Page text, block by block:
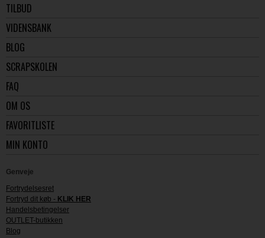
TILBUD
VIDENSBANK
BLOG
SCRAPSKOLEN
FAQ
OM OS
FAVORITLISTE
MIN KONTO
Genveje
Fortrydelsesret
Fortryd dit køb - KLIK HER
Handelsbetingelser
OUTLET-butikken
Blog